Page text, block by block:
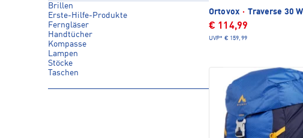
Brillen
Erste-Hilfe-Produkte
Ferngläser
Handtücher
Kompasse
Lampen
Stöcke
Taschen
Ortovox · Traverse 30
€ 114,99
UVP* € 159,99